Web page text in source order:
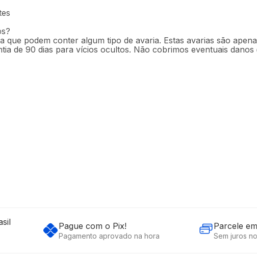
que podem conter algum tipo de avaria. Estas avarias são
de 90 dias para vícios ocultos. Não cobrimos eventuais danos
Pague com o Pix!
Pagamento aprovado na hora
Parcele
Sem juros